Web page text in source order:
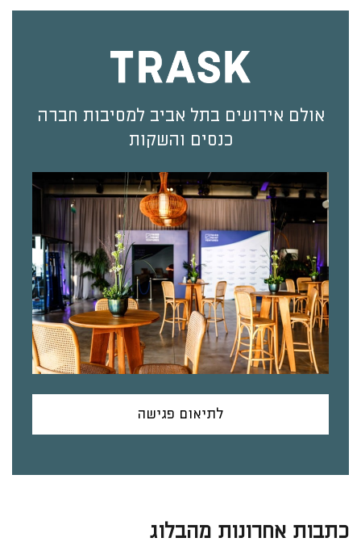
אולם אירועים בתל אביב למסיבות חברה
כנסים והשקות
לתיאום פגישה
כתבות אחרונות מהבלוג